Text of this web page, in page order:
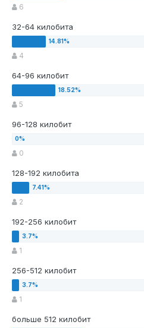
6
32-64 килобита
4
64-96 килобит
5
96-128 килобит
0
128-192 килобита
2
192-256 килобит
1
256-512 килобит
1
больше 512 килобит